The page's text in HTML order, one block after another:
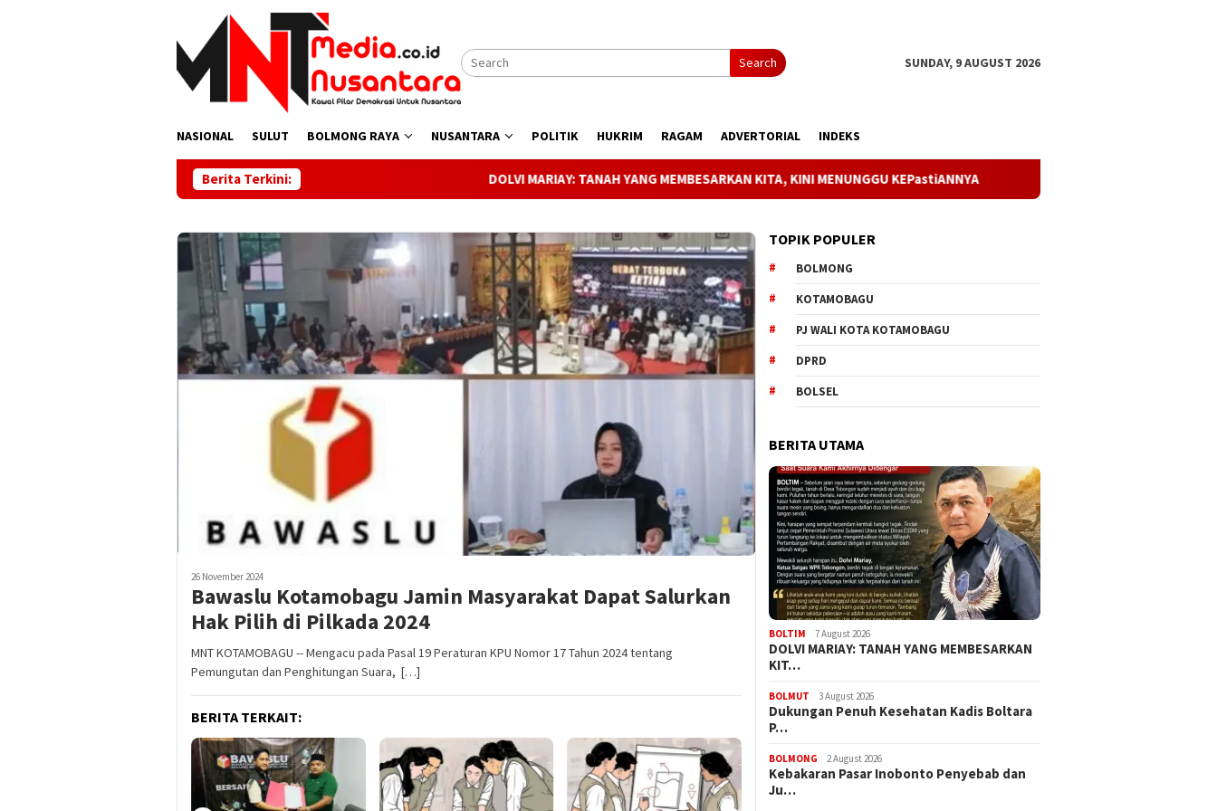
Search
SUNDAY, 9 AUGUST 2026
NASIONAL SULUT BOLMONG RAYA NUSANTARA POLITIK HUKRIM RAGAM ADVERTORIAL INDEKS
Berita Terkini: DOLVI MARIAY: TANAH YANG MEMBESARKAN KITA, KINI MENUNGGU KEPastiANNYA Dukungan Penuh Kesehatan Kadis Boltara
26 November 2024
Bawaslu Kotamobagu Jamin Masyarakat Dapat Salurkan
Hak Pilih di Pilkada 2024
MNT KOTAMOBAGU -- Mengacu pada Pasal 19 Peraturan KPU Nomor 17 Tahun 2024 tentang
Pemungutan dan Penghitungan Suara, […]
BERITA TERKAIT:
TOPIK POPULER
BOLMONG
KOTAMOBAGU
PJ WALI KOTA KOTAMOBAGU
DPRD
BOLSEL
BERITA UTAMA
BOLTIM 7 August 2026
DOLVI MARIAY: TANAH YANG MEMBESARKAN
KIT…
BOLMUT 3 August 2026
Dukungan Penuh Kesehatan Kadis Boltara
P…
BOLMONG 2 August 2026
Kebakaran Pasar Inobonto Penyebab dan
Ju…